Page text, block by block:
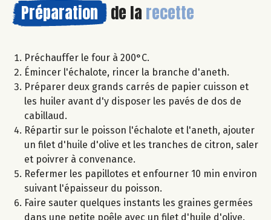
Préparation de la recette
Préchauffer le four à 200°C.
Émincer l'échalote, rincer la branche d'aneth.
Préparer deux grands carrés de papier cuisson et
les huiler avant d'y disposer les pavés de dos de
cabillaud.
Répartir sur le poisson l'échalote et l'aneth, ajouter
un filet d'huile d'olive et les tranches de citron, saler
et poivrer à convenance.
Refermer les papillotes et enfourner 10 min environ
suivant l'épaisseur du poisson.
Faire sauter quelques instants les graines germées
dans une petite poêle avec un filet d'huile d'olive.